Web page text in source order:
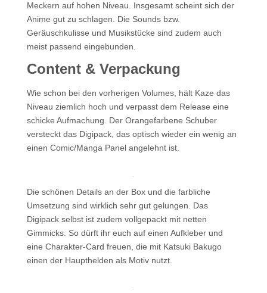
Meckern auf hohen Niveau. Insgesamt scheint sich der
Anime gut zu schlagen. Die Sounds bzw.
Geräuschkulisse und Musikstücke sind zudem auch
meist passend eingebunden.
Content & Verpackung
Wie schon bei den vorherigen Volumes, hält Kaze das
Niveau ziemlich hoch und verpasst dem Release eine
schicke Aufmachung. Der Orangefarbene Schuber
versteckt das Digipack, das optisch wieder ein wenig an
einen Comic/Manga Panel angelehnt ist.
Die schönen Details an der Box und die farbliche
Umsetzung sind wirklich sehr gut gelungen. Das
Digipack selbst ist zudem vollgepackt mit netten
Gimmicks. So dürft ihr euch auf einen Aufkleber und
eine Charakter-Card freuen, die mit Katsuki Bakugo
einen der Haupthelden als Motiv nutzt.